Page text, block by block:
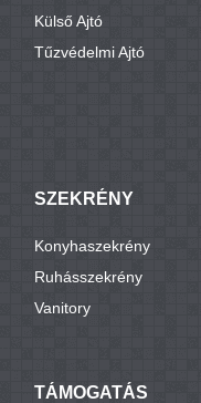
Külső Ajtó
Tűzvédelmi Ajtó
SZEKRÉNY
Konyhaszekrény
Ruhásszekrény
Vanitory
TÁMOGATÁS